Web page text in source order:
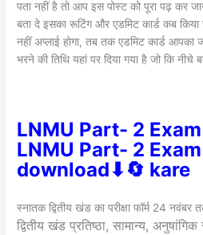
पता नहीं है तो आप इस पोस्ट को पूरा पढ़ कर
बता दे इसका रूटिंग और एडमिट कार्ड कब किया
नहीं अप्लाई होगा, तब तक एडमिट कार्ड आपका
भरने की तिथि यहां पर दिया गया है जो कि नीचे
LNMU Part- 2
LNMU Part- 2
download⬇🔄 kare
स्नातक द्वितीय खंड का परीक्षा फॉर्म 24 नवंबर
द्वितीय खंड प्रतिष्ठा, सामान्य,